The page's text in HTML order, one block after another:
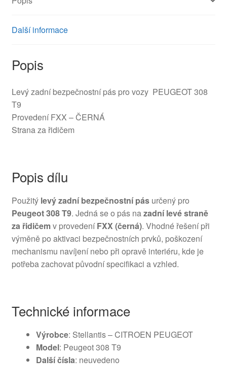
Další informace
Popis
Levý zadní bezpečnostní pás pro vozy PEUGEOT 308
T9
Provedení FXX – ČERNÁ
Strana za řidičem
Popis dílu
Použitý levý zadní bezpečnostní pásurčený pro
Peugeot 308 T9. Jedná se o pás nazadní levé straně
za řidičemv provedeníFXX (černá). Vhodné řešení při
výměně po aktivaci bezpečnostních prvků, poškození
mechanismu navíjení nebo při opravě interiéru, kde je
potřeba zachovat původní specifikaci a vzhled.
Technické informace
Výrobce: Stellantis – CITROEN PEUGEOT
Model: Peugeot 308 T9
Další čísla: neuvedeno